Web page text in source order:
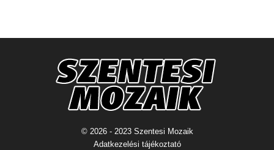
© 2026 - 2023 Szentesi Mozaik
Adatkezelési tájékoztató